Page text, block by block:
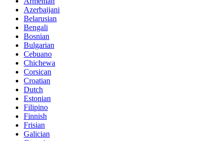
Azerbaijani
Belarusian
Bengali
Bosnian
Bulgarian
Cebuano
Chichewa
Corsican
Croatian
Dutch
Estonian
Filipino
Finnish
Frisian
Galician